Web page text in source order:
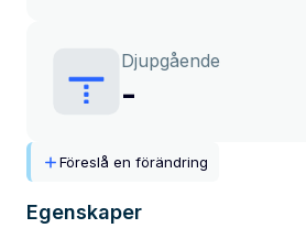
Djupgående
-
Föreslå en förändring
Egenskaper